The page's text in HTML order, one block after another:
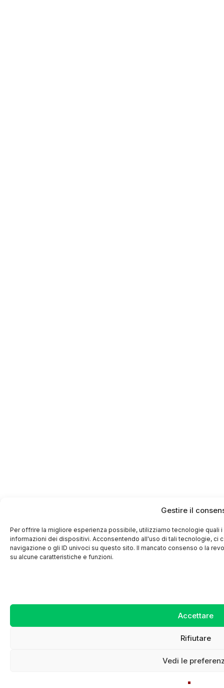
Gestire il
Per offrire la migliore esperienza possibile, utilizziamo tecnologie quali
informazioni dei dispositivi. Acconsentendo all'uso di tali tecnologie, ci
navigazione o gli ID univoci su questo sito. Il mancato consenso o la
su alcune caratteristiche e funzioni.
Accettare
Rifiutare
Vedi le